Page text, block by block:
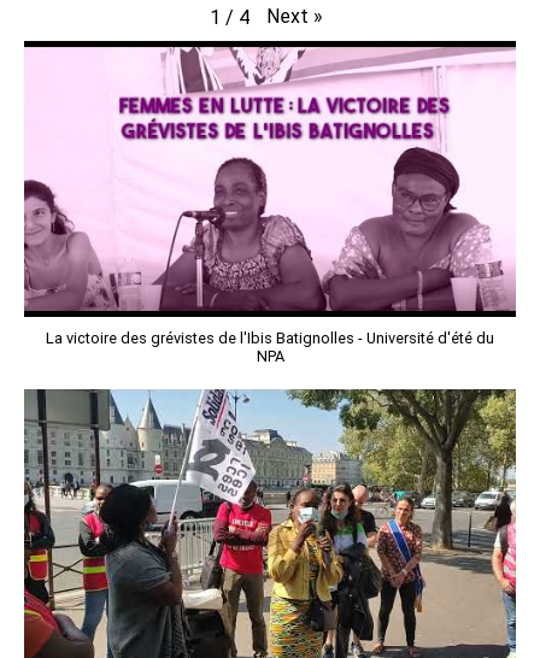
1 / 4 Next »
La victoire des grévistes de l'Ibis Batignolles - Université d'été du
NPA